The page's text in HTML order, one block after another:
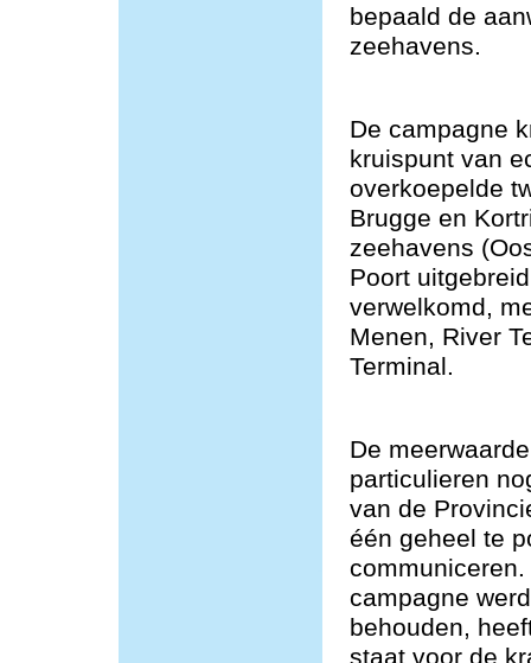
bepaald de
zeehavens.
De campagne
kruispunt van
overkoepelde
Brugge en
zeehavens
Poort
verwelkomd,
Menen, River
Terminal.
De
particulieren
van de
één geheel te
campagne
behouden,
staat voor de